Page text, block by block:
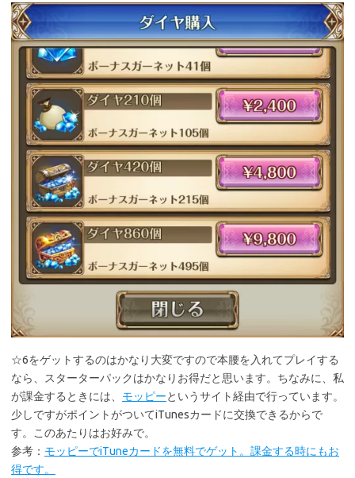
☆6をゲットするのはかなり大変ですので本腰を入れてプレイする
なら、スターターパックはかなりお得だと思います。ちなみに、私
が課金するときには、 モッピーというサイト経由で行っています。
少しですがポイントがついてiTunesカードに交換できるからで
す。このあたりはお好みで。
参考： モッピーでiTuneカードを無料でゲット。課金する時にもお
得です。